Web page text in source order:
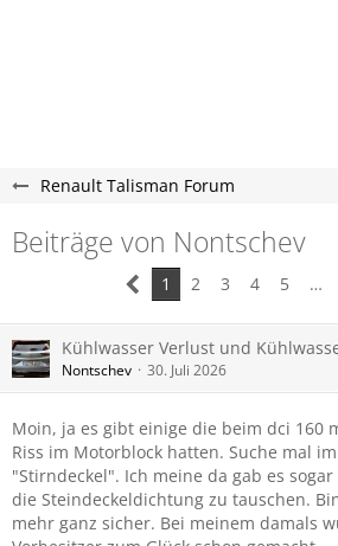
Renault Talisman Forum
Beiträge von Nontschev
1 2 3 4 5 …
Kühlwasser Verlust und
Nontschev 30. Juli 2026
Moin, ja es gibt einige die beim dci 160
Riss im Motorblock hatten. Suche mal
"Stirndeckel". Ich meine da gab es
die Steindeckeldichtung zu tauschen.
mehr ganz sicher. Bei meinem damals